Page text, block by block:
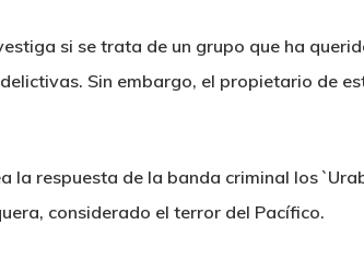
si se trata de un grupo que ha
Sin embargo, el propietario de
la respuesta de la banda criminal los
considerado el terror del Pacífico.